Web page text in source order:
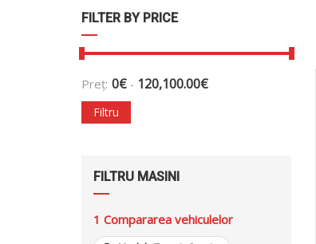
FILTER BY PRICE
Preț: 0€ - 120,100.00€
Filtru
FILTRU MASINI
1 Compararea vehiculelor